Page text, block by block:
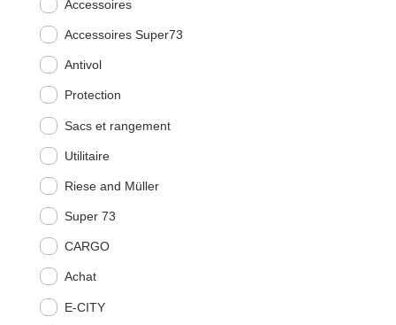
Accessoires
Accessoires Super73
Antivol
Protection
Sacs et rangement
Utilitaire
Riese and Müller
Super 73
CARGO
Achat
E-CITY